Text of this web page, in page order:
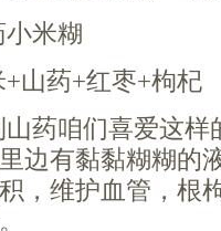
小米糊
+山药+红枣+枸杞
山药咱们喜爱这样
里边有黏黏糊糊的
，维护血管，根